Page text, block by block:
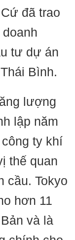
đã trao
tư dự án
Bình.
lượng
lập năm
ty khí
thế quan
cầu. Tokyo
hơn 11
và là